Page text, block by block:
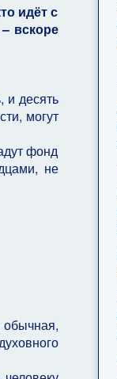
идёт с
вскоре
и десять
могут
фонд
не